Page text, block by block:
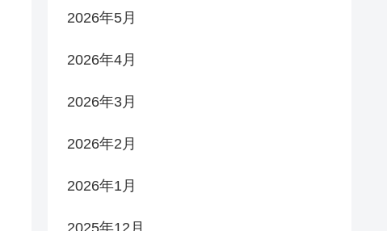
2026年5月
2026年4月
2026年3月
2026年2月
2026年1月
2025年12月